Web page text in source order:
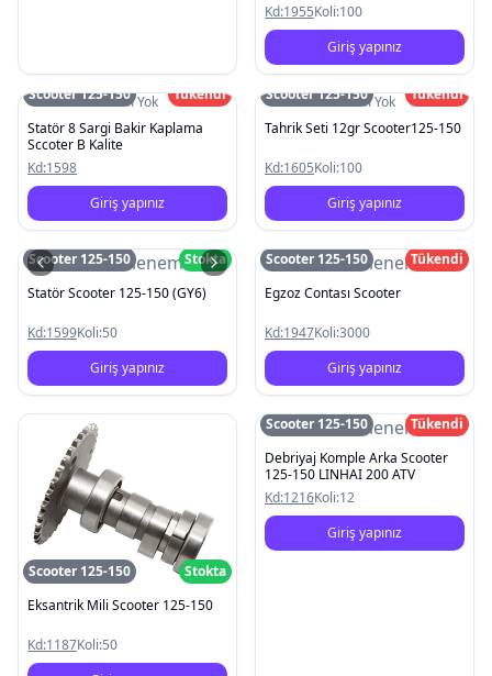
Kd:1955Koli:100
Giriş yapınız
Resim Yok
Scooter 125-150
Tükendi
Statör 8 Sargi Bakir Kaplama
Sccoter B Kalite
Kd:1598
Giriş yapınız
Resim Yok
Scooter 125-150
Tükendi
Tahrik Seti 12gr Scooter125-150
Kd:1605Koli:100
Giriş yapınız
Resim Yüklenemedi
Scooter 125-150
Stokta
Statör Scooter 125-150 (GY6)
Kd:1599Koli:50
Giriş yapınız
Resim Yüklenemedi
Scooter 125-150
Tükendi
Egzoz Contası Scooter
Kd:1947Koli:3000
Giriş yapınız
Scooter 125-150
Stokta
Eksantrik Mili Scooter 125-150
Kd:1187Koli:50
Resim Yüklenemedi
Scooter 125-150
Tükendi
Debriyaj Komple Arka Scooter
125-150 LINHAI 200 ATV
Kd:1216Koli:12
Giriş yapınız